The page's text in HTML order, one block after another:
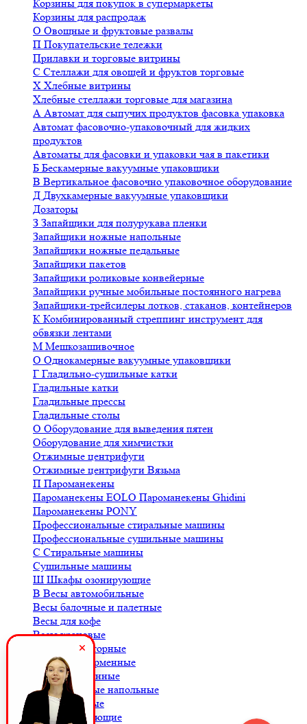
Корзины для покупок в супермаркеты
Корзины для распродаж
О Овощные и фруктовые развалы
П Покупательские тележки
Прилавки и торговые витрины
С Стеллажи для овощей и фруктов торговые
Х Хлебные витрины
Хлебные стеллажи торговые для магазина
А Автомат для сыпучих продуктов фасовка упаковка
Автомат фасовочно-упаковочный для жидких
продуктов
Автоматы для фасовки и упаковки чая в пакетики
Б Бескамерные вакуумные упаковщики
В Вертикальное фасовочно упаковочное оборудование
Д Двухкамерные вакуумные упаковщики
Дозаторы
З Запайщики для полурукава пленки
Запайщики ножные напольные
Запайщики ножные педальные
Запайщики пакетов
Запайщики роликовые конвейерные
Запайщики ручные мобильные постоянного нагрева
Запайщики-трейсилеры лотков, стаканов, контейнеров
К Комбинированный стреппинг инструмент для
обвязки лентами
М Мешкозашивочное
О Однокамерные вакуумные упаковщики
Г Гладильно-сушильные катки
Гладильные катки
Гладильные прессы
Гладильные столы
О Оборудование для выведения пятен
Оборудование для химчистки
Отжимные центрифуги
Отжимные центрифуги Вязьма
П Пароманекены
Пароманекены EOLO Пароманекены Ghidini
Пароманекены PONY
Профессиональные стиральные машины
Профессиональные сушильные машины
С Стиральные машины
Сушильные машины
Ш Шкафы озонирующие
В Весы автомобильные
Весы балочные и палетные
Весы для кофе
Весы крановые
Весы лабораторные
Весы платформенные
Весы порционные
Весы товарные напольные
Весы торговые
Комплектующие